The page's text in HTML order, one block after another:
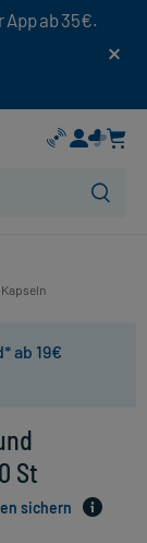
App ab 35€.
ab 19€
St
sichern